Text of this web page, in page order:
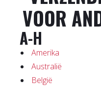
VOOR
A-H
Amerika
Australië
België